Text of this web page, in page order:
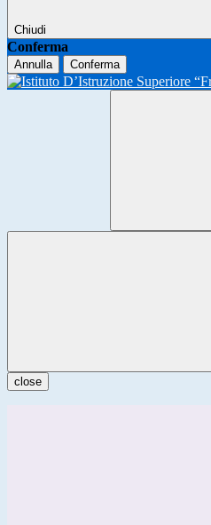
Chiudi
Conferma
Annulla Conferma
close